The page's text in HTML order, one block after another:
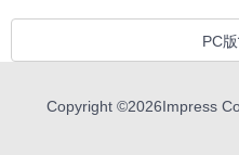
PC
Copyright ©2026Impress